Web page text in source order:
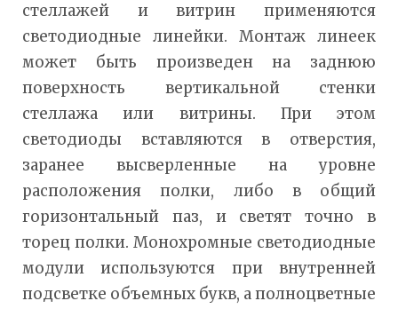
стеллажей и витрин применяются
светодиодные линейки. Монтаж линеек
может быть произведен на заднюю
поверхность вертикальной стенки
стеллажа или витрины. При этом
светодиоды вставляются в отверстия,
заранее высверленные на уровне
расположения полки, либо в общий
горизонтальный паз, и светят точно в
торец полки. Монохромные светодиодные
модули используются при внутренней
подсветке объемных букв, а полноцветные